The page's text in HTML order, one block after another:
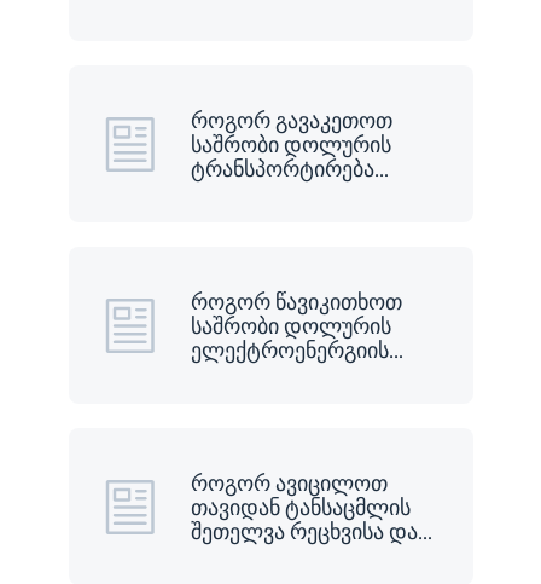
როგორ გავაკეთოთ
საშრობი დოლურის
ტრანსპორტირება…
როგორ წავიკითხოთ
საშრობი დოლურის
ელექტროენერგიის…
როგორ ავიცილოთ
თავიდან ტანსაცმლის
შეთელვა რეცხვისა და…